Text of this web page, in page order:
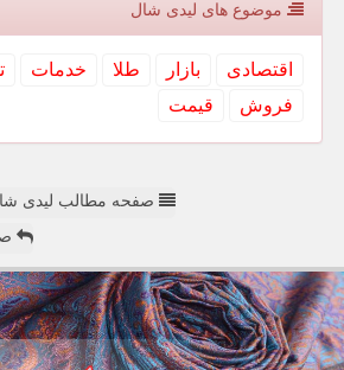
موضوع های لیدی شال
اقتصادی بازار طلا خدمات
فروش
قیمت
صفحه مطالب لیدی